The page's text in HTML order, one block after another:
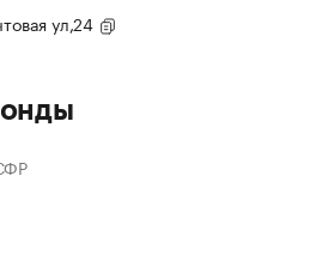
ул,24